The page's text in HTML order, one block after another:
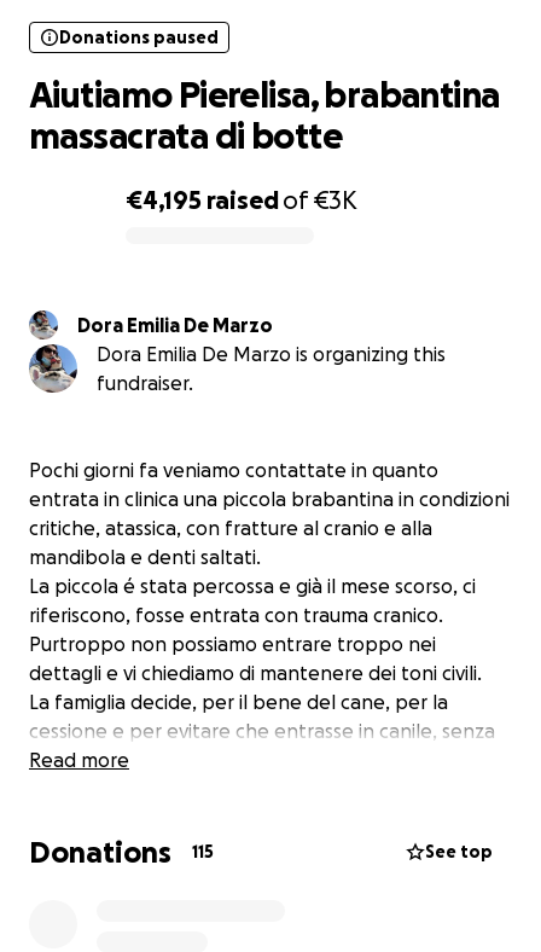
€4,195 raisedof€3K
Donations paused
Aiutiamo Pierelisa, brabantina
massacrata di botte
Dora Emilia De Marzo
Dora Emilia De Marzo is organizing this
fundraiser.
Pochi giorni fa veniamo contattate in quanto
entrata in clinica una piccola brabantina in condizioni
critiche, atassica, con fratture al cranio e alla
mandibola e denti saltati.
La piccola é stata percossa e già il mese scorso, ci
riferiscono, fosse entrata con trauma cranico.
Purtroppo non possiamo entrare troppo nei
dettagli e vi chiediamo di mantenere dei toni civili.
La famiglia decide, per il bene del cane, per la
cessione e per evitare che entrasse in canile, senza
pensarci un attimo, abbiamo acconsentito a
Questa é una situazione che non ci era mai capitata
Read more
Donations 115 See top